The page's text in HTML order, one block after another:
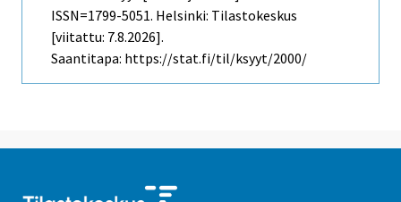
ISSN=1799-5051. Helsinki: Tilastokeskus
[viitattu: 7.8.2026].
Saantitapa: https://stat.fi/til/ksyyt/2000/